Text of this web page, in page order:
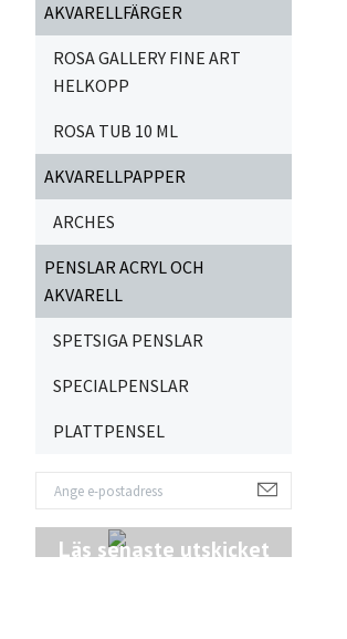
AKVARELLFÄRGER
ROSA GALLERY FINE ART
HELKOPP
ROSA TUB 10 ML
AKVARELLPAPPER
ARCHES
PENSLAR ACRYL OCH
AKVARELL
SPETSIGA PENSLAR
SPECIALPENSLAR
PLATTPENSEL
Läs senaste utskicket